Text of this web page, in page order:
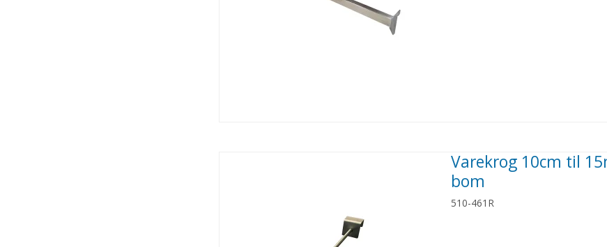
Varekrog 10cm til
bom
510-461R